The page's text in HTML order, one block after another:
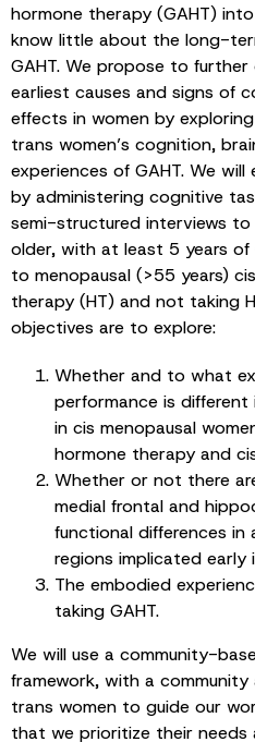
hormone therapy (GAHT)
know little about the long-
GAHT. We propose to
earliest causes and signs of
effects in women by
trans women’s cognition,
experiences of GAHT. We
by administering cognitive
semi-structured interviews
older, with at least 5 years of
to menopausal (>55 years)
therapy (HT) and not taking
objectives are to explore:
Whether and to what
performance is
in cis menopausal
hormone therapy and
Whether or not there
medial frontal and
functional differences
regions implicated early
The embodied
taking GAHT.
We will use a community-
framework, with a
trans women to guide our
that we prioritize their needs